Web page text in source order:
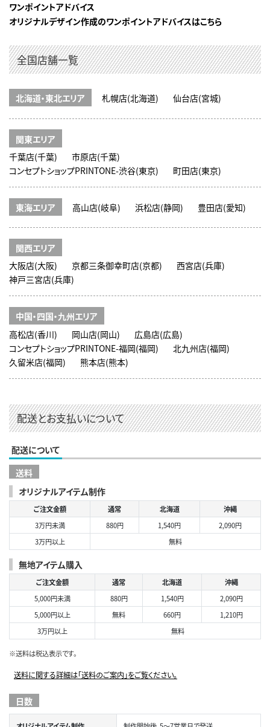
ワンポイントアドバイス
オリジナルデザイン作成のワンポイントアドバイスはこちら
全国店舗一覧
北海道・東北エリア 札幌店(北海道) 仙台店(宮城)
関東エリア
千葉店(千葉)
市原店(千葉)
コンセプトショップPRINTONE-渋谷(東京)
町田店(東京)
東海エリア 高山店(岐阜) 浜松店(静岡) 豊田店(愛知)
関西エリア
大阪店(大阪)
京都三条御幸町店(京都)
西宮店(兵庫)
神戸三宮店(兵庫)
中国・四国・九州エリア
高松店(香川)
岡山店(岡山)
広島店(広島)
コンセプトショップPRINTONE-福岡(福岡)
北九州店(福岡)
久留米店(福岡)
熊本店(熊本)
配送とお支払いについて
配送について
送料
オリジナルアイテム制作
ご注文金額 通常 北海道
沖縄
3万円未満
880円 1,540円
2,090円
3万円以上
無料
無地アイテム購入
ご注文金額 通常 北海道
沖縄
5,000円未満
880円 1,540円
2,090円
5,000円以上
無料 660円
1,210円
3万円以上
無料
※送料は税込表示です。
送料に関する詳細は「送料のご案内」をご覧ください。
日数